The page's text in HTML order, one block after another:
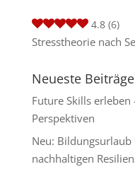
4.8 (6)
Stresstheorie nach
Neueste Beiträge
Future Skills
Perspektiven
Neu: Bildungsurlaub
nachhaltigen